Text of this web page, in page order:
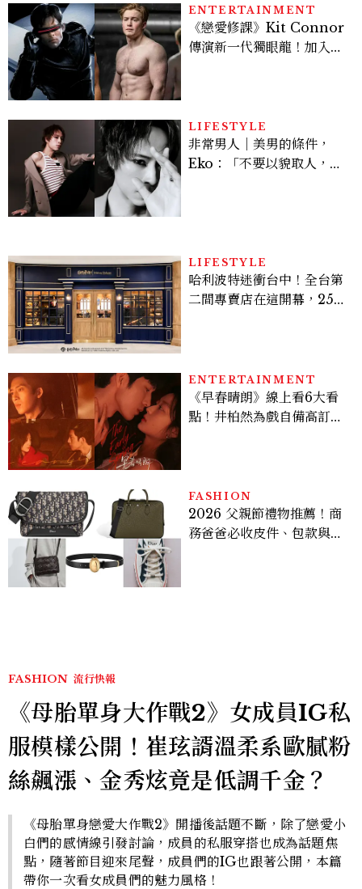
ENTERTAINMENT
《戀愛修課》Kit Connor
傳演新一代獨眼龍！加入新
LIFESTYLE
非常男人｜美男的條件，
Eko：「不要以貌取人，內
LIFESTYLE
哈利波特迷衝台中！全台第
二間專賣店在這開幕，25週
ENTERTAINMENT
《早春晴朗》線上看6大看
點！井柏然為戲自備高訂，
FASHION
2026 父親節禮物推薦！商
務爸爸必收皮件、包款與鞋
FASHION 流行快報
《母胎單身大作戰2》女成員IG私
服模樣公開！崔玹諝溫柔系歐膩粉
絲飆漲、金秀炫竟是低調千金？
《母胎單身戀愛大作戰2》開播後話題不斷，除了戀愛小
白們的感情線引發討論，成員的私服穿搭也成為話題焦
點，隨著節目迎來尾聲，成員們的IG也跟著公開，本篇
帶你一次看女成員們的魅力風格！